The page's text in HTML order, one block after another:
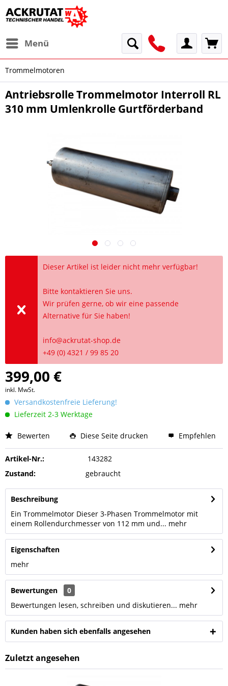
Menü
Trommelmotoren
Antriebsrolle Trommelmotor Interroll RL
310 mm Umlenkrolle Gurtförderband
Dieser Artikel ist leider nicht mehr verfügbar!
Bitte kontaktieren Sie uns.
Wir prüfen gerne, ob wir eine passende
Alternative für Sie haben!
info@ackrutat-shop.de
+49 (0) 4321 / 99 85 20
399,00 €
inkl. MwSt.
Versandkostenfreie Lieferung!
Lieferzeit 2-3 Werktage
Bewerten Diese Seite drucken Empfehlen
Artikel-Nr.:
143282
Zustand:
gebraucht
Beschreibung
Ein Trommelmotor Dieser 3-Phasen Trommelmotor mit
einem Rollendurchmesser von 112 mm und... mehr
Eigenschaften
mehr
Bewertungen
0
Bewertungen lesen, schreiben und diskutieren... mehr
Kunden haben sich ebenfalls angesehen
Zuletzt angesehen